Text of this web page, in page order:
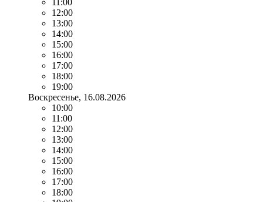
12:00
13:00
14:00
15:00
16:00
17:00
18:00
19:00
Воскресенье, 16.08.2026
10:00
11:00
12:00
13:00
14:00
15:00
16:00
17:00
18:00